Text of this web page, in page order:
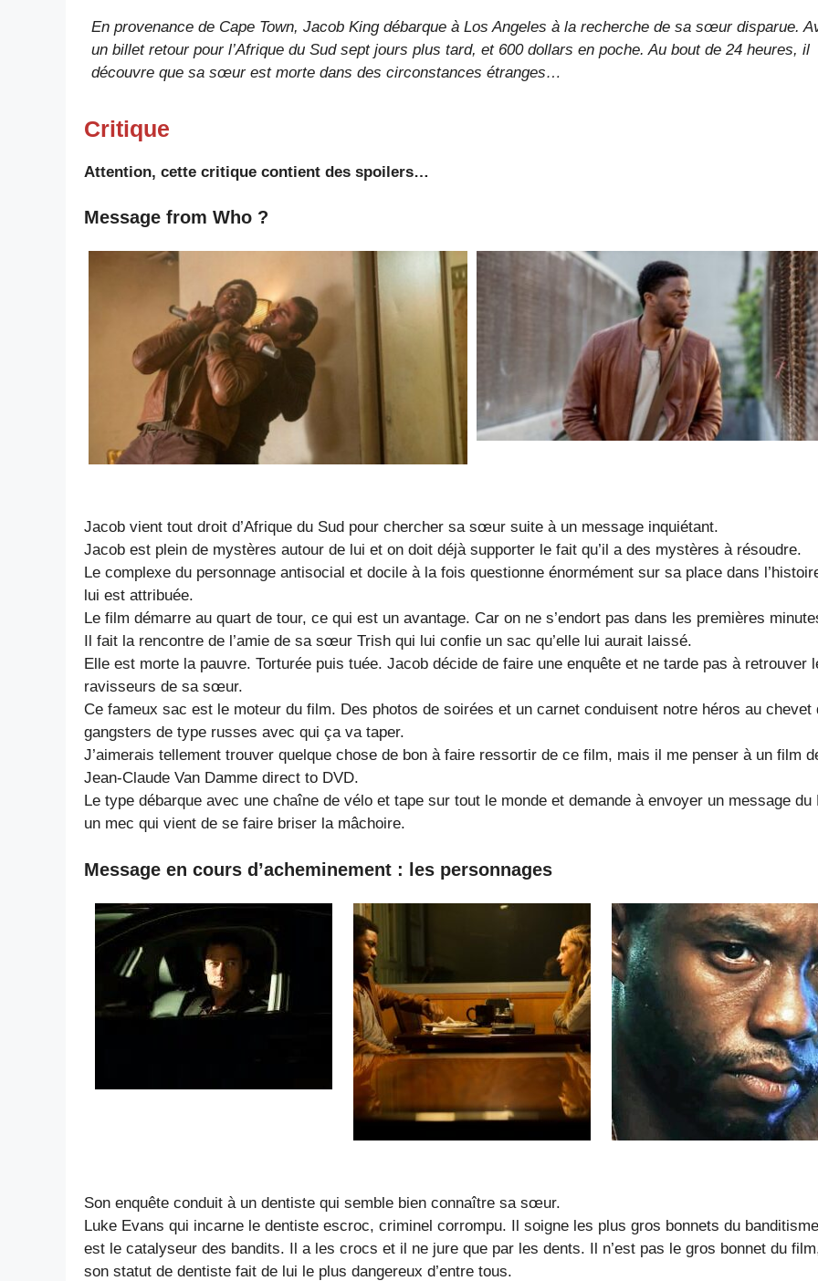
En provenance de Cape Town, Jacob King débarque à Los Angeles à la recherche de sa sœur disparue.
un billet retour pour l’Afrique du Sud sept jours plus tard, et 600 dollars en poche. Au bout de 24 heures, il
découvre que sa sœur est morte dans des circonstances étranges…
Critique
Attention, cette critique contient des spoilers…
Message from Who ?
Jacob vient tout droit d’Afrique du Sud pour chercher sa sœur suite à un message inquiétant.
Jacob est plein de mystères autour de lui et on doit déjà supporter le fait qu’il a des mystères à résoudre.
Le complexe du personnage antisocial et docile à la fois questionne énormément sur sa place dans
lui est attribuée.
Le film démarre au quart de tour, ce qui est un avantage. Car on ne s’endort pas dans les premières
Il fait la rencontre de l’amie de sa sœur Trish qui lui confie un sac qu’elle lui aurait laissé.
Elle est morte la pauvre. Torturée puis tuée. Jacob décide de faire une enquête et ne tarde pas à retrouver
ravisseurs de sa sœur.
Ce fameux sac est le moteur du film. Des photos de soirées et un carnet conduisent notre héros au chevet
gangsters de type russes avec qui ça va taper.
J’aimerais tellement trouver quelque chose de bon à faire ressortir de ce film, mais il me penser à un film
Jean-Claude Van Damme direct to DVD.
Le type débarque avec une chaîne de vélo et tape sur tout le monde et demande à envoyer un message du
un mec qui vient de se faire briser la mâchoire.
Message en cours d’acheminement : les personnages
Son enquête conduit à un dentiste qui semble bien connaître sa sœur.
Luke Evans qui incarne le dentiste escroc, criminel corrompu. Il soigne les plus gros bonnets du
est le catalyseur des bandits. Il a les crocs et il ne jure que par les dents. Il n’est pas le gros bonnet du
son statut de dentiste fait de lui le plus dangereux d’entre tous.